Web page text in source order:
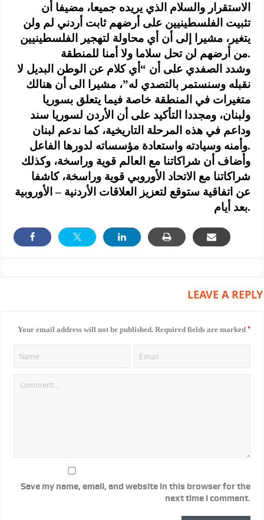
الاستقرار والسلام الذي يريده جميعا، مضيفا أن
تثبيت الفلسطينيين على أرضهم ثابت أردني لم ولن
يتغير، مشيرا إلى أن أي محاولة لتهجير الفلسطينيين
من أرضهم لن تحل سلاما ولا أمنا للمنطقة.
وشدد الصفدي على أن “أي كلام عن الوطن البديل لا
نقبله وسنستمر بالتصدي له”، مشيرا الى أن هنالك
متغيرات في المنطقة خاصة فيما يتعلق بسوريا
ولبنان، ومجددا التأكيد على أن الأردن لسوريا سند
وداعم في هذه المرحلة التاريخية، كما ندعم لبنان
وأمنه وسيادته واستعادة مؤسساته لدورها الفاعل.
وأضاف أن شراكاتنا مع العالم قوية وراسخة، وكذلك
شراكاتنا مع الاتحاد الأوروبي قوية وراسخة، كاشفا
عن اتفاقية ستوقع لتعزيز العلاقات الأردنية – الأوروبية
بعد أيام.
LEAVE A REPLY
Your email address will not be published. Required fields are marked *
Save my name, email, and website in this browser for the
next time I comment.